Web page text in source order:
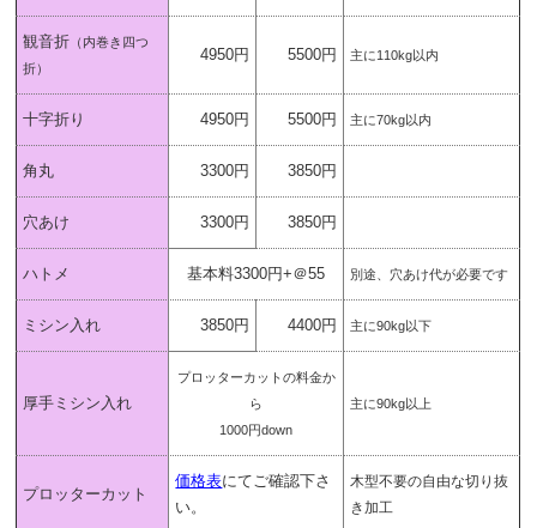
観音折 （内巻き四つ
折）
4950円 5500円 主に110kg以内
十字折り 4950円 5500円 主に70kg以内
角丸 3300円 3850円
穴あけ 3300円 3850円
ハトメ 基本料3300円+＠55 別途、穴あけ代が必要です
ミシン入れ 3850円 4400円 主に90kg以下
厚手ミシン入れ
プロッターカットの料金か
ら
1000円down
主に90kg以上
プロッターカット
価格表にてご確認下さ
い。
木型不要の自由な切り抜
き加工